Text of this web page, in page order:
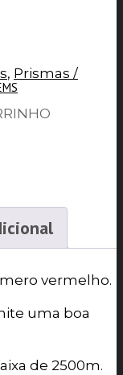
, Prismas /
vermelho.
uma boa
de 2500m.